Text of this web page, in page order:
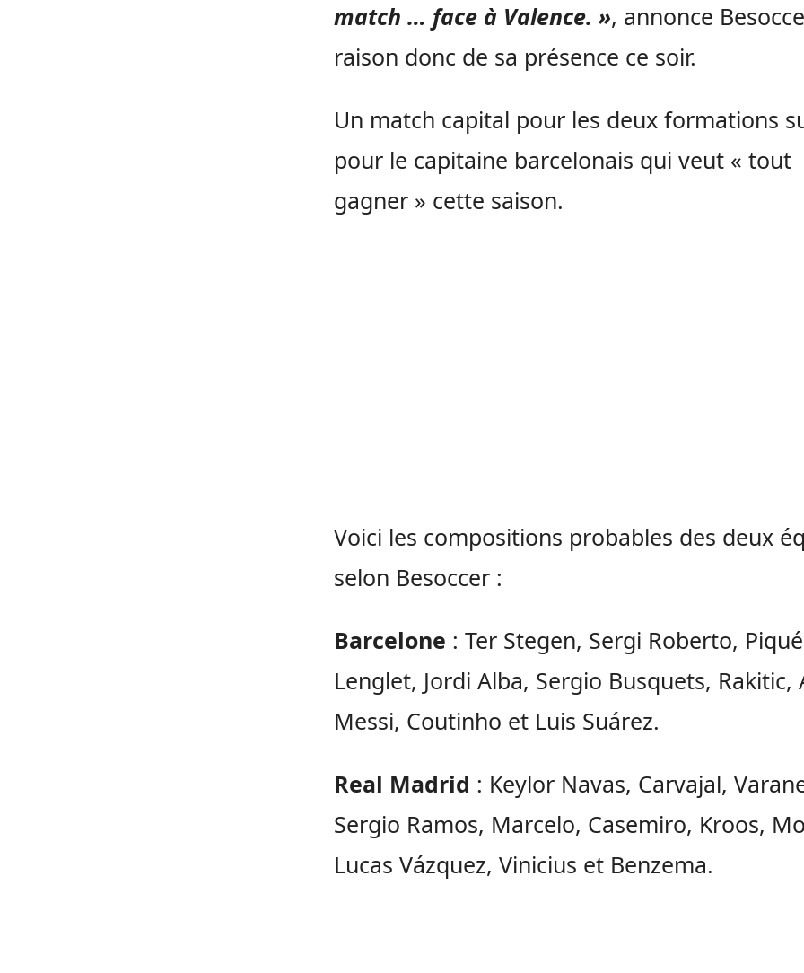
match … face à Valence. », annonce
raison donc de sa présence ce soir.
Un match capital pour les deux formations
pour le capitaine barcelonais qui veut « tout
gagner » cette saison.
Voici les compositions probables des deux
selon Besoccer :
Barcelone : Ter Stegen, Sergi Roberto,
Lenglet, Jordi Alba, Sergio Busquets, Rakitic,
Messi, Coutinho et Luis Suárez.
Real Madrid : Keylor Navas, Carvajal,
Sergio Ramos, Marcelo, Casemiro, Kroos,
Lucas Vázquez, Vinicius et Benzema.